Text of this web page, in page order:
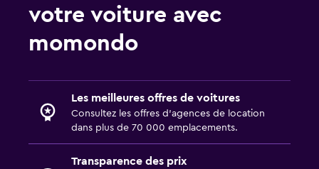
votre voiture avec
momondo
Les meilleures offres de voitures
Consultez les offres d’agences de location
dans plus de 70 000 emplacements.
Transparence des prix